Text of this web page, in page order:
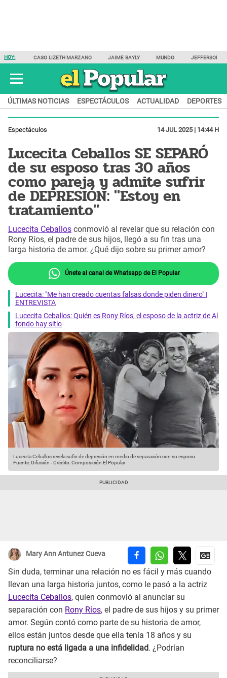
HOY: CASO LIZETH MARZANO JAIME BAYLY MUNDO JEFFERSON
ÚLTIMAS NOTICIAS ESPECTÁCULOS ACTUALIDAD DEPORTES
Espectáculos 14 JUL 2025 | 14:44 H
Lucecita Ceballos SE SEPARÓ
de su esposo tras 30 años
como pareja y admite sufrir
de DEPRESIÓN: "Estoy en
tratamiento"
Lucecita Ceballos conmovió al revelar que su relación con
Rony Ríos, el padre de sus hijos, llegó a su fin tras una
larga historia de amor. ¿Qué dijo sobre su primer amor?
Únete al canal de Whatsapp de El Popular
Lucecita: "Me han creado cuentas falsas donde piden dinero" |
ENTREVISTA
Lucecita Ceballos: Quién es Rony Ríos, el esposo de la actriz de Al
fondo hay sitio
Lucecita Ceballos revela sufrir de depresión en medio de separación con su esposo.
Fuente: Difusión -Crédito: Composición El Popular
Mary Ann Antunez Cueva
Sin duda, terminar una relación no es fácil y más cuando
llevan una larga historia juntos, como le pasó a la actriz
Lucecita Ceballos, quien conmovió al anunciar su
separación con Rony Ríos, el padre de sus hijos y su primer
amor. Según contó como parte de su historia de amor,
ellos están juntos desde que ella tenía 18 años y su
ruptura no está ligada a una infidelidad. ¿Podrían
reconciliarse?